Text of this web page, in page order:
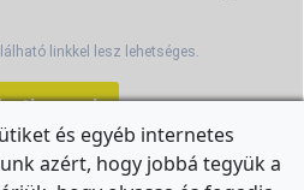
linkkel lesz lehetséges.
és egyéb internetes
azért, hogy jobbá tegyük a